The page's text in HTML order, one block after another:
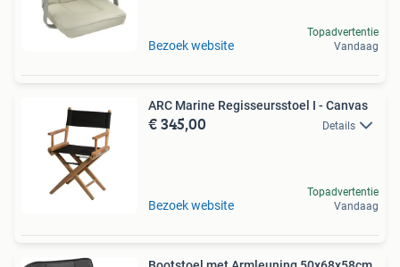
Bezoek website
Topadvertentie
Vandaag
ARC Marine Regisseursstoel I - Canvas
€ 345,00 Details
Bezoek website
Topadvertentie
Vandaag